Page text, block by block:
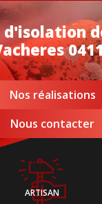
d'isolation
Nos réalisations
Nous contacter
ARTISAN